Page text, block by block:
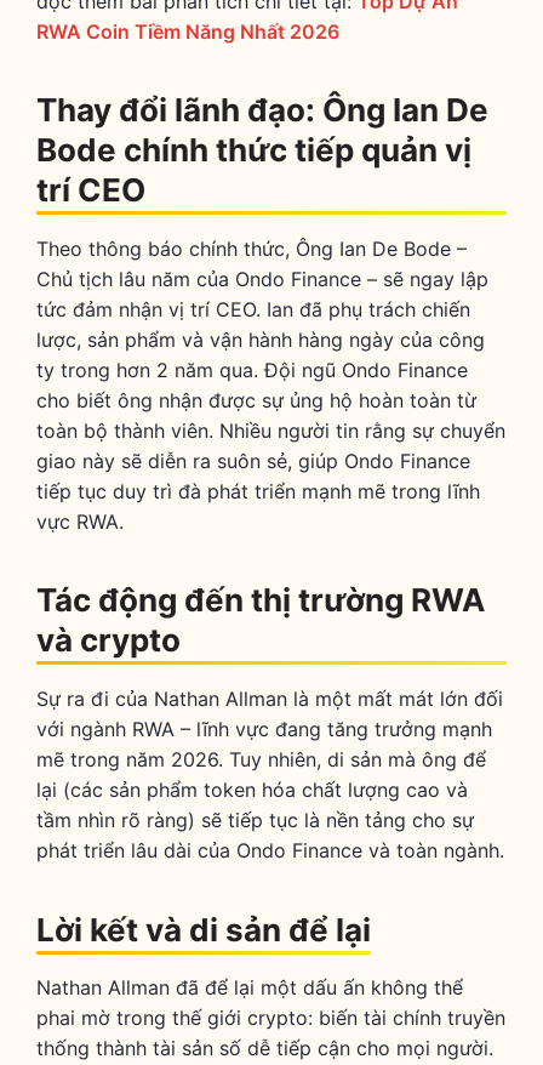
RWA Coin Tiềm Năng Nhất 2026
Thay đổi lãnh đạo: Ông Ian De
Bode chính thức tiếp quản vị
trí CEO
Theo thông báo chính thức, Ông Ian De Bode –
Chủ tịch lâu năm của Ondo Finance – sẽ ngay lập
tức đảm nhận vị trí CEO. Ian đã phụ trách chiến
lược, sản phẩm và vận hành hàng ngày của công
ty trong hơn 2 năm qua. Đội ngũ Ondo Finance
cho biết ông nhận được sự ủng hộ hoàn toàn từ
toàn bộ thành viên. Nhiều người tin rằng sự chuyển
giao này sẽ diễn ra suôn sẻ, giúp Ondo Finance
tiếp tục duy trì đà phát triển mạnh mẽ trong lĩnh
vực RWA.
Tác động đến thị trường RWA
và crypto
Sự ra đi của Nathan Allman là một mất mát lớn đối
với ngành RWA – lĩnh vực đang tăng trưởng mạnh
mẽ trong năm 2026. Tuy nhiên, di sản mà ông để
lại (các sản phẩm token hóa chất lượng cao và
tầm nhìn rõ ràng) sẽ tiếp tục là nền tảng cho sự
phát triển lâu dài của Ondo Finance và toàn ngành.
Lời kết và di sản để lại
Nathan Allman đã để lại một dấu ấn không thể
phai mờ trong thế giới crypto: biến tài chính truyền
thống thành tài sản số dễ tiếp cận cho mọi người.